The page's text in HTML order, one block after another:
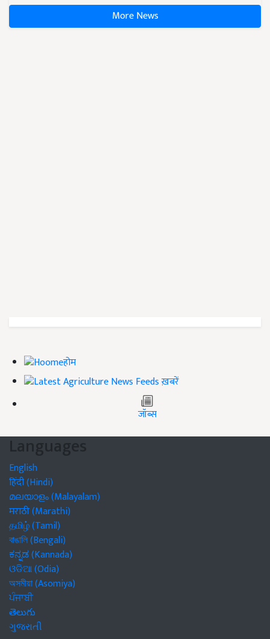
More News
होम
ख़बरें
जॉब्स
Languages
English
हिंदी (Hindi)
മലയാളം (Malayalam)
मराठी (Marathi)
தமிழ் (Tamil)
বাঙালি (Bengali)
ಕನ್ನಡ (Kannada)
ଓଡିଆ (Odia)
অসমীয়া (Asomiya)
ਪੰਜਾਬੀ
తెలుగు
ગુજરાતી